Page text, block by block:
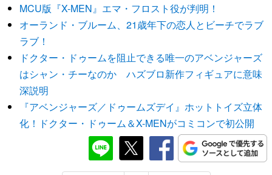
MCU版『X-MEN』エマ・フロスト役が判明！
オーランド・ブルーム、21歳年下の恋人とビーチでラブ
ラブ！
ドクター・ドゥームを阻止できる唯一のアベンジャーズ
はシャン・チーなのか ハズブロ新作フィギュアに意味
深説明
『アベンジャーズ／ドゥームズデイ』ホットトイズ立体
化！ドクター・ドゥーム＆X-MENがコミコンで初公開